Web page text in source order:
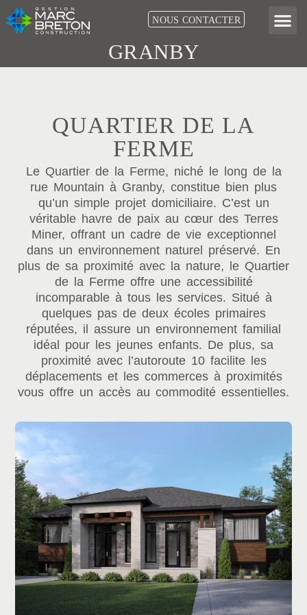
Aller
au
NOUS CONTACTER
IMMEUBLES LOCATIFS À
GRANBY
QUARTIER DE LA
FERME
Le Quartier de la Ferme, niché le long de la
rue Mountain à Granby, constitue bien plus
qu’un simple projet domiciliaire. C’est un
véritable havre de paix au cœur des Terres
Miner, offrant un cadre de vie exceptionnel
dans un environnement naturel préservé. En
plus de sa proximité avec la nature, le Quartier
de la Ferme offre une accessibilité
incomparable à tous les services. Situé à
quelques pas de deux écoles primaires
réputées, il assure un environnement familial
idéal pour les jeunes enfants. De plus, sa
proximité avec l’autoroute 10 facilite les
déplacements et les commerces à proximités
vous offre un accès au commodité essentielles.